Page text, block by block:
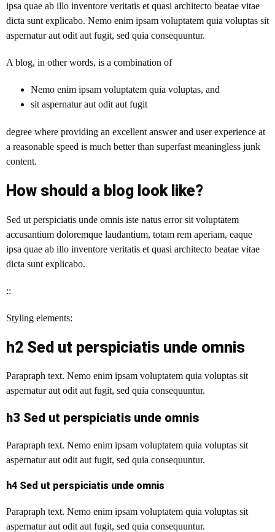
ipsa quae ab illo inventore veritatis et quasi architecto beatae vitae
dicta sunt explicabo. Nemo enim ipsam voluptatem quia voluptas sit
aspernatur aut odit aut fugit, sed quia consequuntur.
A blog, in other words, is a combination of
Nemo enim ipsam voluptatem quia voluptas, and
sit aspernatur aut odit aut fugit
degree where providing an excellent answer and user experience at
a reasonable speed is much better than superfast meaningless junk
content.
How should a blog look like?
Sed ut perspiciatis unde omnis iste natus error sit voluptatem
accusantium doloremque laudantium, totam rem aperiam, eaque
ipsa quae ab illo inventore veritatis et quasi architecto beatae vitae
dicta sunt explicabo.
::
Styling elements:
h2 Sed ut perspiciatis unde omnis
Parapraph text. Nemo enim ipsam voluptatem quia voluptas sit
aspernatur aut odit aut fugit, sed quia consequuntur.
h3 Sed ut perspiciatis unde omnis
Parapraph text. Nemo enim ipsam voluptatem quia voluptas sit
aspernatur aut odit aut fugit, sed quia consequuntur.
h4 Sed ut perspiciatis unde omnis
Parapraph text. Nemo enim ipsam voluptatem quia voluptas sit
aspernatur aut odit aut fugit, sed quia consequuntur.